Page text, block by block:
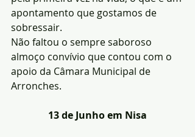
apontamento que gostamos de
sobressair.
Não faltou o sempre saboroso
almoço convívio que contou com o
apoio da Câmara Municipal de
Arronches.
13 de Junho em Nisa